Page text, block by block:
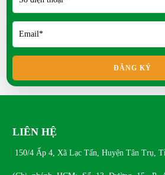
Bồ câu King phù hợp nuôi thịt?
Bồ câu Banh khác gì so với bồ câu
Bồ câu Titan kích thước thế nào?
Mít Thái siêu sớm có ưu điểm gì?
ĐĂNG KÝ
LIÊN HỆ
150/4 Ấp 4, Xã Lạc Tấn, Huyện Tân Trụ,